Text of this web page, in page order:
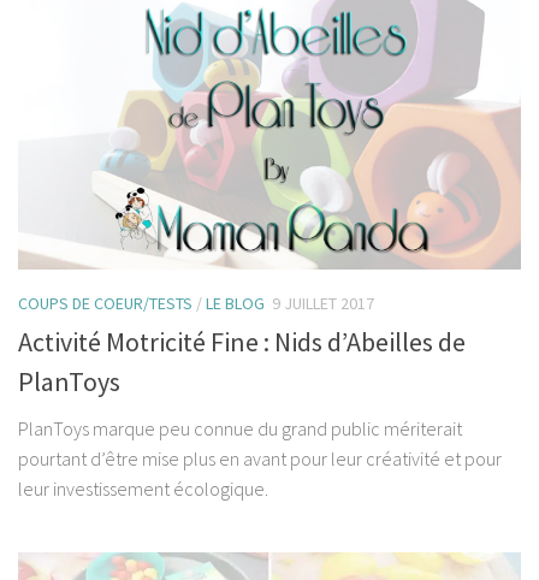
COUPS DE COEUR/TESTS /LE BLOG 9 JUILLET 2017
Activité Motricité Fine : Nids d’Abeilles de
PlanToys
PlanToys marque peu connue du grand public mériterait
pourtant d’être mise plus en avant pour leur créativité et pour
leur investissement écologique.